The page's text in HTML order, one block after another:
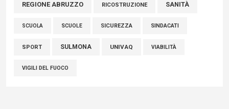
REGIONE ABRUZZO RICOSTRUZIONE SANITÀ
SCUOLA SCUOLE SICUREZZA SINDACATI
SPORT SULMONA UNIVAQ VIABILITÀ
VIGILI DEL FUOCO